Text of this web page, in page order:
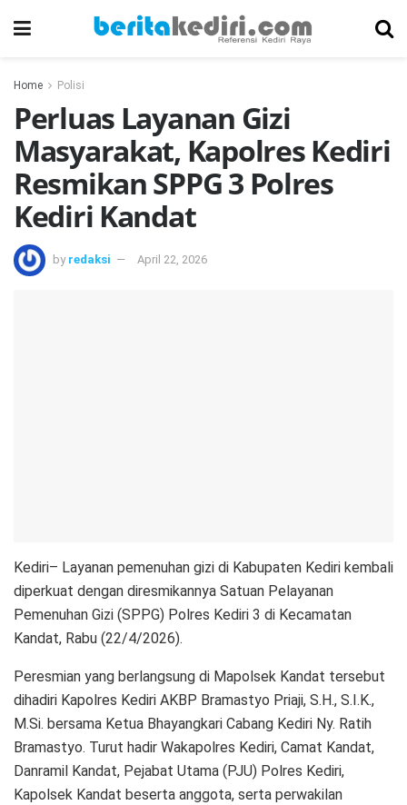
Home Polisi
Perluas Layanan Gizi
Masyarakat, Kapolres Kediri
Resmikan SPPG 3 Polres
Kediri Kandat
by redaksi April 22, 2026
Kediri– Layanan pemenuhan gizi di Kabupaten Kediri kembali
diperkuat dengan diresmikannya Satuan Pelayanan
Pemenuhan Gizi (SPPG) Polres Kediri 3 di Kecamatan
Kandat, Rabu (22/4/2026).
Peresmian yang berlangsung di Mapolsek Kandat tersebut
dihadiri Kapolres Kediri AKBP Bramastyo Priaji, S.H., S.I.K.,
M.Si. bersama Ketua Bhayangkari Cabang Kediri Ny. Ratih
Bramastyo. Turut hadir Wakapolres Kediri, Camat Kandat,
Danramil Kandat, Pejabat Utama (PJU) Polres Kediri,
Kapolsek Kandat beserta anggota, serta perwakilan